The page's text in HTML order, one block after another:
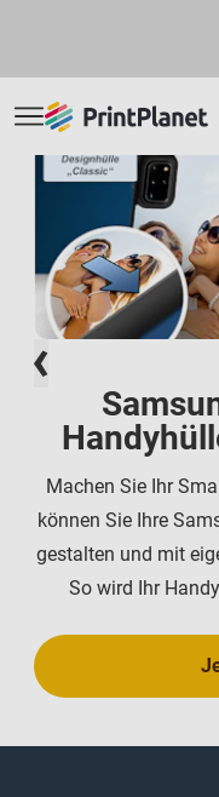
Machen Sie Ihr
können Sie Ihre
gestalten und mit
So wird Ihr